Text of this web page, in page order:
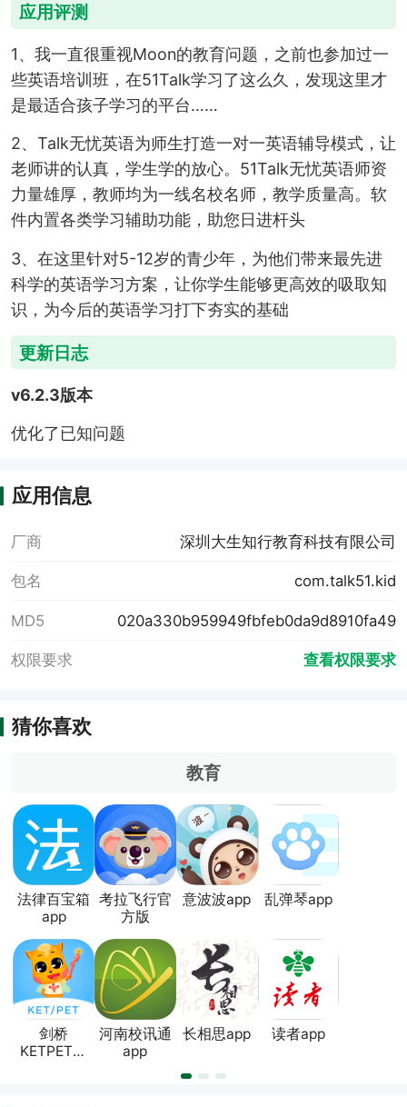
应用评测
1、我一直很重视Moon的教育问题，之前也参加过一
些英语培训班，在51Talk学习了这么久，发现这里才
是最适合孩子学习的平台……
2、Talk无忧英语为师生打造一对一英语辅导模式，让
老师讲的认真，学生学的放心。51Talk无忧英语师资
力量雄厚，教师均为一线名校名师，教学质量高。软
件内置各类学习辅助功能，助您日进杆头
3、在这里针对5-12岁的青少年，为他们带来最先进
科学的英语学习方案，让你学生能够更高效的吸取知
识，为今后的英语学习打下夯实的基础
更新日志
v6.2.3版本
优化了已知问题
应用信息
厂商 深圳大生知行教育科技有限公司
包名 com.talk51.kid
MD5 020a330b959949fbfeb0da9d8910fa49
权限要求 查看权限要求
猜你喜欢
教育
法律百宝箱
app
考拉飞行官
方版
意波波app 乱弹琴app
剑桥
KETPET珊
河南校讯通
app
长相思app 读者app